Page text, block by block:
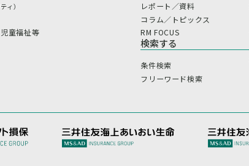
ィ）
童福祉等
レポート／資料
コラム／トピックス
RM FOCUS
検索する
条件検索
フリーワード検索